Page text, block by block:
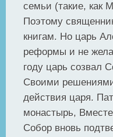
семьи (такие, как
Поэтому
книгам. Но царь
реформы и не
году царь созвал
Своими
действия царя.
монастырь,
Собор вновь